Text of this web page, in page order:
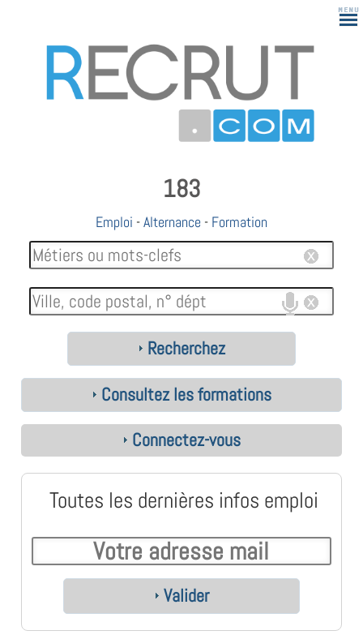
183
Emploi -Alternance - Formation
Recherchez
Consultez les formations
Connectez-vous
Toutes les dernières infos emploi
Valider